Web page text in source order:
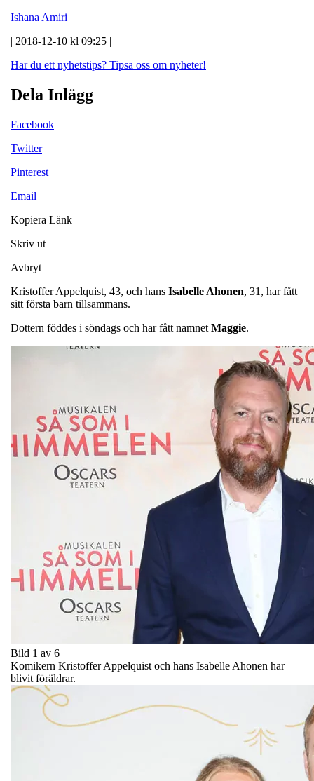
Ishana Amiri
| 2018-12-10 kl 09:25 |
Har du ett nyhetstips? Tipsa oss om nyheter!
Dela Inlägg
Facebook
Twitter
Pinterest
Email
Kopiera Länk
Skriv ut
Avbryt
Kristoffer Appelquist, 43, och hans Isabelle Ahonen, 31, har fått
sitt första barn tillsammans.
Dottern föddes i söndags och har fått namnet Maggie.
Bild 1 av 6
Komikern Kristoffer Appelquist och hans Isabelle Ahonen har
blivit föräldrar.